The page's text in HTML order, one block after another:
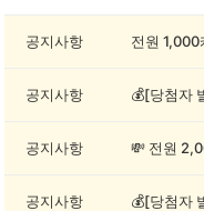
동
공지사항
공지사항
공지사항
공지사항